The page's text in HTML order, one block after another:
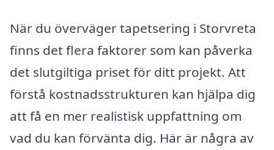
När du överväger tapetsering i Storvreta
finns det flera faktorer som kan påverka
det slutgiltiga priset för ditt projekt. Att
förstå kostnadsstrukturen kan hjälpa dig
att få en mer realistisk uppfattning om
vad du kan förvänta dig. Här är några av